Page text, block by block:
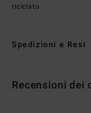
riciclato
Spedizioni e Resi
Recensioni dei